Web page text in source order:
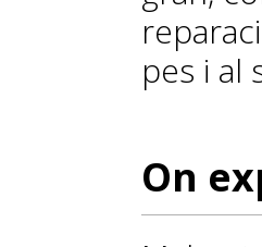
pes i al
On